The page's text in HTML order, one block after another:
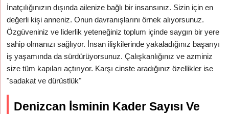
İnatçılığınızın dışında ailenize bağlı bir insansınız. Sizin için en
değerli kişi anneniz. Onun davranışlarını örnek alıyorsunuz.
Özgüveniniz ve liderlik yeteneğiniz toplum içinde saygın bir yere
sahip olmanızı sağlıyor. İnsan ilişkilerinde yakaladığınız başarıyı
iş yaşamında da sürdürüyorsunuz. Çalışkanlığınız ve azminiz
size tüm kapıları açtırıyor. Karşı cinste aradığınız özellikler ise
"sadakat ve dürüstlük"
Denizcan İsminin Kader Sayısı Ve